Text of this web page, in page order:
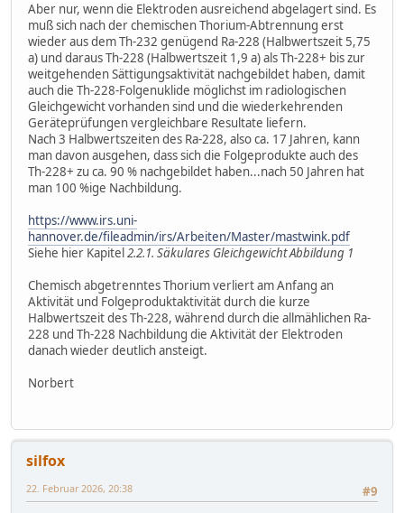
Aber nur, wenn die Elektroden ausreichend abgelagert sind. Es
muß sich nach der chemischen Thorium-Abtrennung erst
wieder aus dem Th-232 genügend Ra-228 (Halbwertszeit 5,75
a) und daraus Th-228 (Halbwertszeit 1,9 a) als Th-228+ bis zur
weitgehenden Sättigungsaktivität nachgebildet haben, damit
auch die Th-228-Folgenuklide möglichst im radiologischen
Gleichgewicht vorhanden sind und die wiederkehrenden
Geräteprüfungen vergleichbare Resultate liefern.
Nach 3 Halbwertszeiten des Ra-228, also ca. 17 Jahren, kann
man davon ausgehen, dass sich die Folgeprodukte auch des
Th-228+ zu ca. 90 % nachgebildet haben...nach 50 Jahren hat
man 100 %ige Nachbildung.
https://www.irs.uni-
hannover.de/fileadmin/irs/Arbeiten/Master/mastwink.pdf
Siehe hier Kapitel 2.2.1. Säkulares Gleichgewicht Abbildung 1
Chemisch abgetrenntes Thorium verliert am Anfang an
Aktivität und Folgeproduktaktivität durch die kurze
Halbwertszeit des Th-228, während durch die allmählichen Ra-
228 und Th-228 Nachbildung die Aktivität der Elektroden
danach wieder deutlich ansteigt.
Norbert
silfox
#9
22. Februar 2026, 20:38